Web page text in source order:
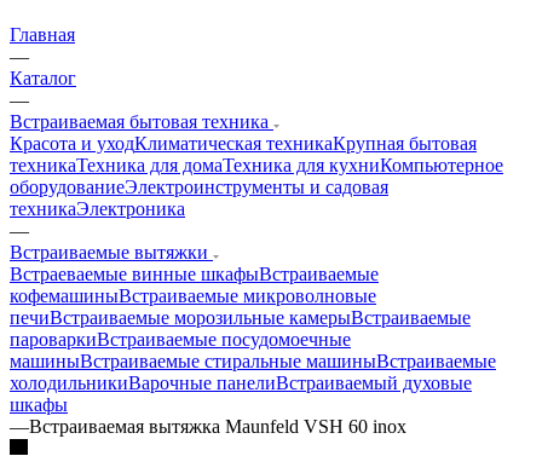
Главная
—
Каталог
—
Встраиваемая бытовая техника
Красота и уходКлиматическая техникаКрупная бытовая
техникаТехника для домаТехника для кухниКомпьютерное
оборудованиеЭлектроинструменты и садовая
техникаЭлектроника
—
Встраиваемые вытяжки
Встраеваемые винные шкафыВстраиваемые
кофемашиныВстраиваемые микроволновые
печиВстраиваемые морозильные камерыВстраиваемые
пароваркиВстраиваемые посудомоечные
машиныВстраиваемые стиральные машиныВстраиваемые
холодильникиВарочные панелиВстраиваемый духовые
шкафы
—Встраиваемая вытяжка Maunfeld VSH 60 inox